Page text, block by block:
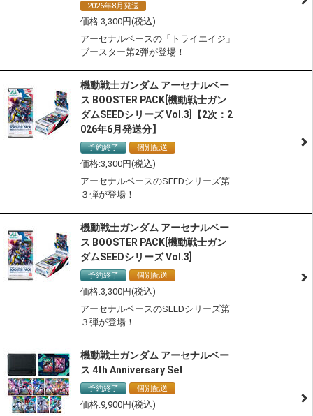
2026年8月発送
3,300
アーセナルベースの「トライエイジ」
ブースター第2弾が登場！
機動戦士ガンダム アーセナルベー
ス BOOSTER PACK[機動戦士ガン
ダムSEEDシリーズ Vol.3]【2次：2
026年6月発送分】
予約終了 個別配送
3,300
アーセナルベースのSEEDシリーズ第
３弾が登場！
機動戦士ガンダム アーセナルベー
ス BOOSTER PACK[機動戦士ガン
ダムSEEDシリーズ Vol.3]
予約終了 個別配送
3,300
アーセナルベースのSEEDシリーズ第
３弾が登場！
機動戦士ガンダム アーセナルベー
ス 4th Anniversary Set
予約終了 個別配送
9,900